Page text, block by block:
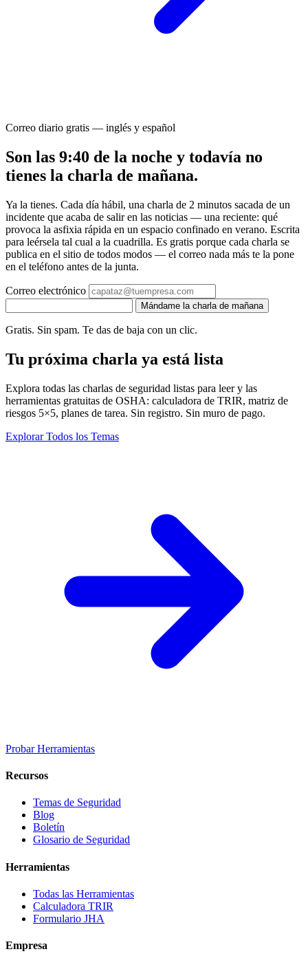
Correo diario gratis — inglés y español
Son las 9:40 de la noche y todavía no
tienes la charla de mañana.
Ya la tienes. Cada día hábil, una charla de 2 minutos sacada de un
incidente que acaba de salir en las noticias — una reciente: qué
provoca la asfixia rápida en un espacio confinado en verano. Escrita
para leérsela tal cual a la cuadrilla. Es gratis porque cada charla se
publica en el sitio de todos modos — el correo nada más te la pone
en el teléfono antes de la junta.
Correo electrónico
Mándame la charla de mañana
Gratis. Sin spam. Te das de baja con un clic.
Tu próxima charla ya está lista
Explora todas las charlas de seguridad listas para leer y las
herramientas gratuitas de OSHA: calculadora de TRIR, matriz de
riesgos 5×5, planes de tarea. Sin registro. Sin muro de pago.
Explorar Todos los Temas
Probar Herramientas
Recursos
Temas de Seguridad
Blog
Boletín
Glosario de Seguridad
Herramientas
Todas las Herramientas
Calculadora TRIR
Formulario JHA
Empresa